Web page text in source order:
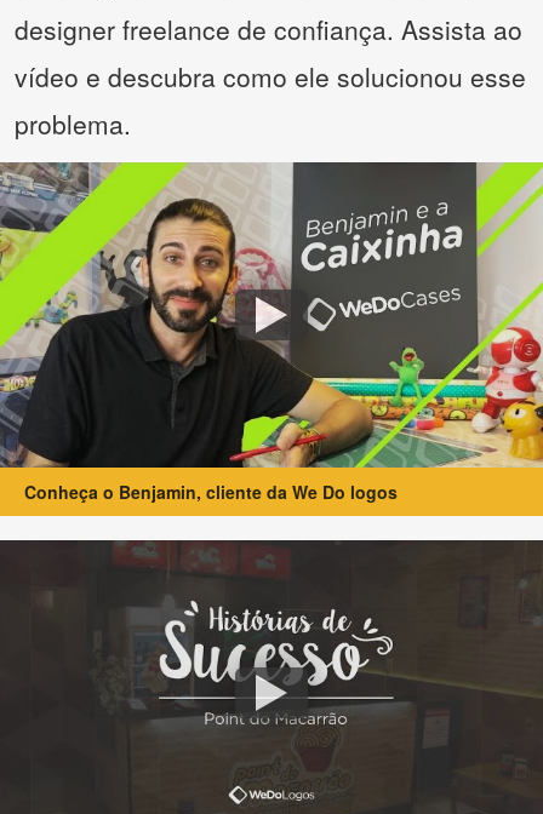
designer freelance de confiança. Assista ao
vídeo e descubra como ele solucionou esse
problema.
Conheça o Benjamin, cliente da We Do logos